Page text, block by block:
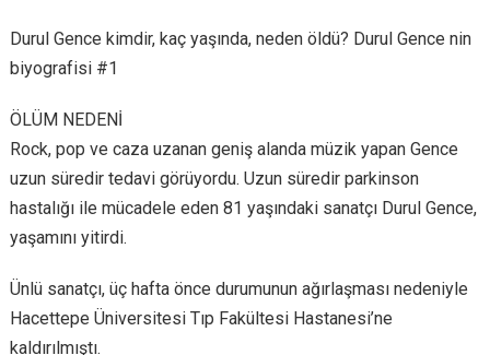
Durul Gence kimdir, kaç yaşında, neden öldü? Durul Gence nin
biyografisi #1
ÖLÜM NEDENİ
Rock, pop ve caza uzanan geniş alanda müzik yapan Gence
uzun süredir tedavi görüyordu. Uzun süredir parkinson
hastalığı ile mücadele eden 81 yaşındaki sanatçı Durul Gence,
yaşamını yitirdi.
Ünlü sanatçı, üç hafta önce durumunun ağırlaşması nedeniyle
Hacettepe Üniversitesi Tıp Fakültesi Hastanesi’ne
kaldırılmıştı.